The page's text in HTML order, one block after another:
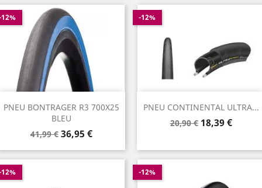
PNEU BONTRAGER R3 700X25
BLEU
Prix
base
41,99 € Prix
36,95 €
PNEU CONTINENTAL ULTRA...
Prix
20,90 €
-12%
Prix
18,39 €
-12%